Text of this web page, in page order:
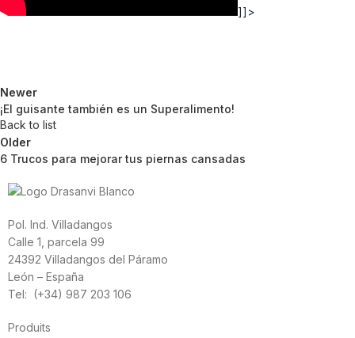
]]>
Newer
¡El guisante también es un Superalimento!
Back to list
Older
6 Trucos para mejorar tus piernas cansadas
Pol. Ind. Villadangos
Calle 1, parcela 99
24392 Villadangos del Páramo
León – España
Tel: (+34) 987 203 106
Produits